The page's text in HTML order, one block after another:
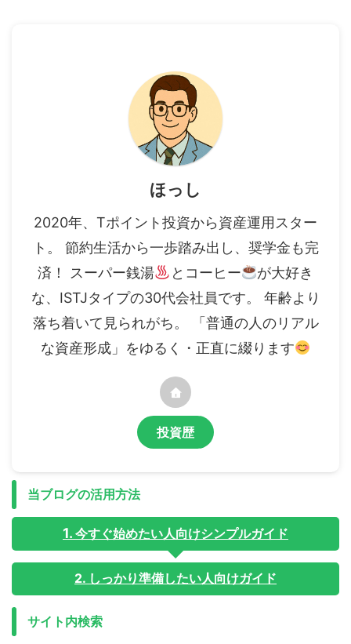
ほっし
2020年、Tポイント投資から資産運用スター
ト。 節約生活から一歩踏み出し、奨学金も完
済！ スーパー銭湯
とコーヒー
が大好き
な、ISTJタイプの30代会社員です。 年齢より
落ち着いて見られがち。 「普通の人のリアル
な資産形成」をゆるく・正直に綴ります
投資歴
当ブログの活用方法
今すぐ始めたい人向けシンプルガイド
2. しっかり準備したい人向けガイド
サイト内検索